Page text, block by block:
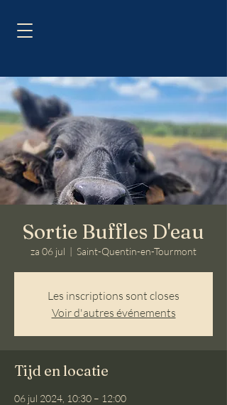
Sortie Buffles D'eau
za 06 jul
  |
Saint-Quentin-en-Tourmont
Les inscriptions sont closes
Voir d'autres événements
Tijd en locatie
06 jul 2024, 10:30 – 12:00